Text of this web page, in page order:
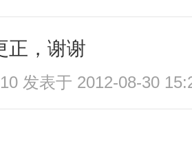
正，谢谢
发表于 2012-08-30